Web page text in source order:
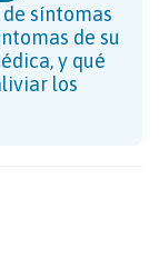
síntomas
de su
y qué
los